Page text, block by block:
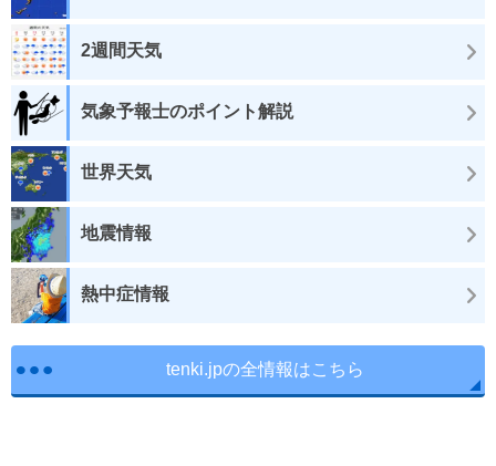
2週間天気
気象予報士のポイント解説
世界天気
地震情報
熱中症情報
tenki.jpの全情報はこちら